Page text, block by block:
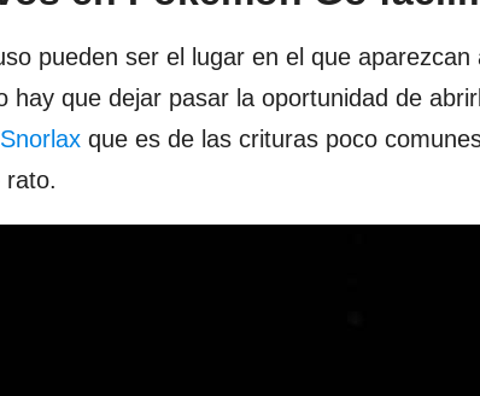
pueden ser el lugar en el que aparezcan
hay que dejar pasar la oportunidad de
que es de las crituras poco
rato.